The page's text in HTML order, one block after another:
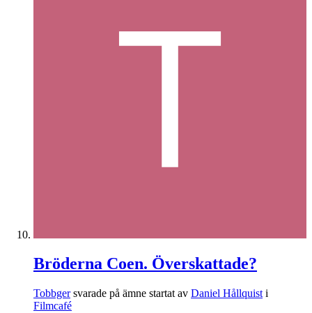
Bröderna Coen. Överskattade?
Tobbgersvarade på ämne startat av Daniel Hållquist i
Filmcafé